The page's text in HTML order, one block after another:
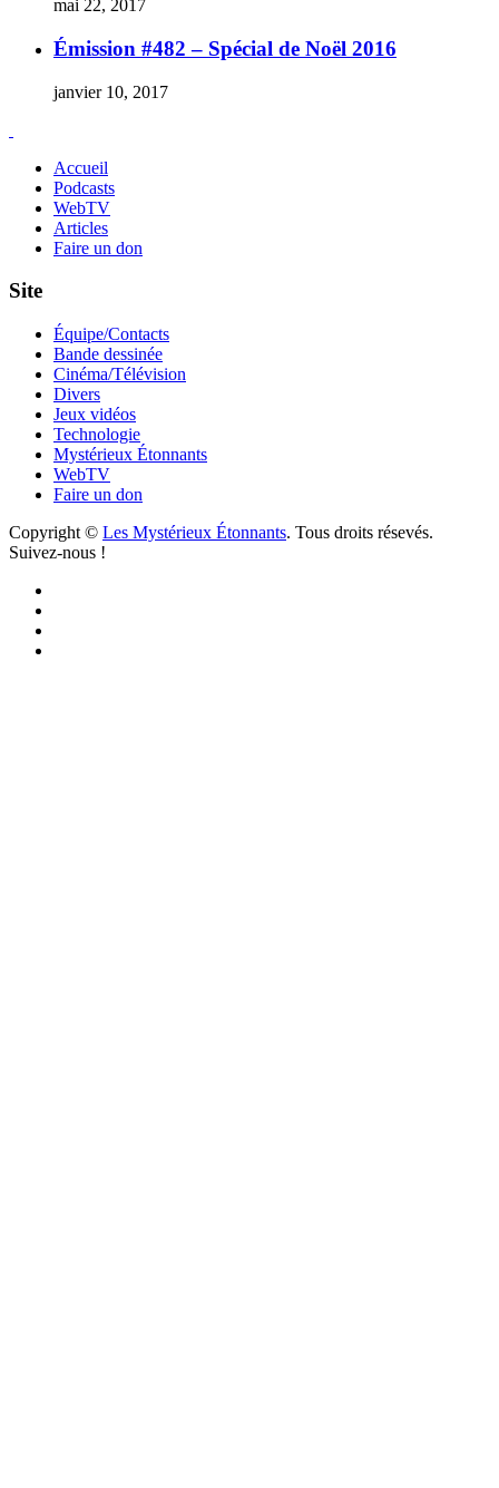
mai 22, 2017
Émission #482 – Spécial de Noël 2016
janvier 10, 2017
Accueil
Podcasts
WebTV
Articles
Faire un don
Site
Équipe/Contacts
Bande dessinée
Cinéma/Télévision
Divers
Jeux vidéos
Technologie
Mystérieux Étonnants
WebTV
Faire un don
Copyright © Les Mystérieux Étonnants. Tous droits résevés.
Suivez-nous !